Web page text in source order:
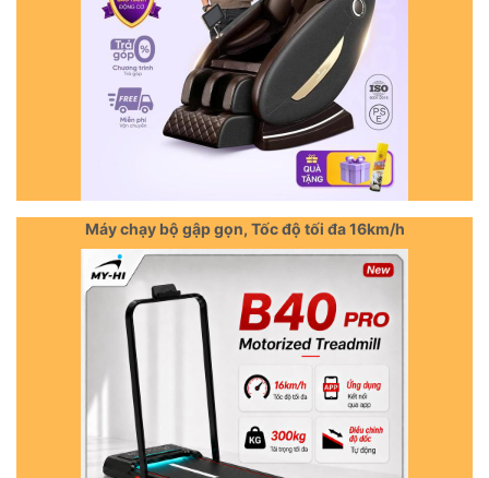
Máy chạy bộ gập gọn, Tốc độ tối đa 16km/h